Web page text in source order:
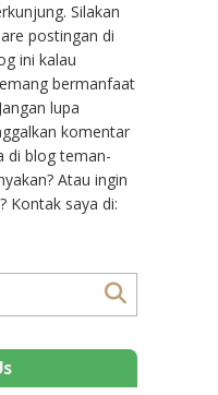
Silakan
postingan di
ini kalau
bermanfaat
lupa
komentar
di blog teman-
Atau ingin
Kontak saya di: